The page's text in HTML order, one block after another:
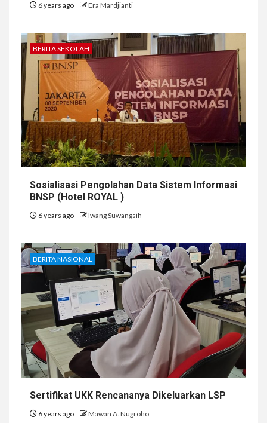
6 years ago Era Mardjianti
BERITA SEKOLAH
Sosialisasi Pengolahan Data Sistem Informasi
BNSP (Hotel ROYAL )
6 years ago Iwang Suwangsih
BERITA NASIONAL
Sertifikat UKK Rencananya Dikeluarkan LSP
6 years ago Mawan A. Nugroho